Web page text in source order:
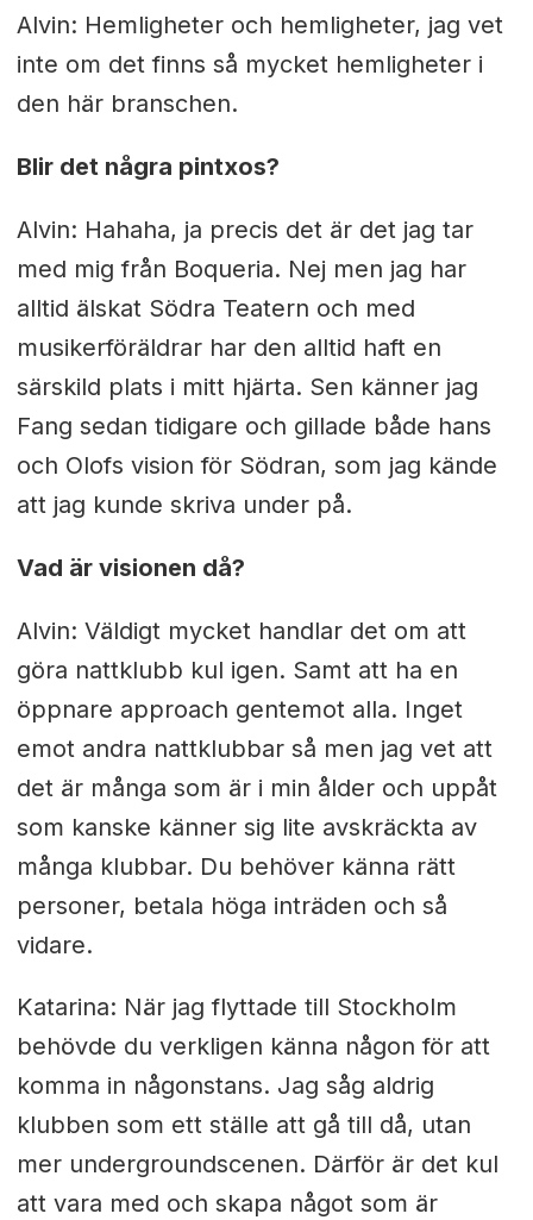
Alvin: Hemligheter och hemligheter, jag vet
inte om det finns så mycket hemligheter i
den här branschen.
Blir det några pintxos?
Alvin: Hahaha, ja precis det är det jag tar
med mig från Boqueria. Nej men jag har
alltid älskat Södra Teatern och med
musikerföräldrar har den alltid haft en
särskild plats i mitt hjärta. Sen känner jag
Fang sedan tidigare och gillade både hans
och Olofs vision för Södran, som jag kände
att jag kunde skriva under på.
Vad är visionen då?
Alvin: Väldigt mycket handlar det om att
göra nattklubb kul igen. Samt att ha en
öppnare approach gentemot alla. Inget
emot andra nattklubbar så men jag vet att
det är många som är i min ålder och uppåt
som kanske känner sig lite avskräckta av
många klubbar. Du behöver känna rätt
personer, betala höga inträden och så
vidare.
Katarina: När jag flyttade till Stockholm
behövde du verkligen känna någon för att
komma in någonstans. Jag såg aldrig
klubben som ett ställe att gå till då, utan
mer undergroundscenen. Därför är det kul
att vara med och skapa något som är